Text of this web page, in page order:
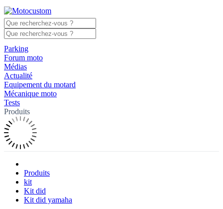
Parking
Forum moto
Médias
Actualité
Equipement du motard
Mécanique moto
Tests
Produits
Produits
kit
Kit did
Kit did yamaha